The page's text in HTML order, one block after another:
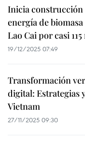
Inicia construcción
energía de
Lao Cai por casi
19/12/2025 07:49
Transformación
digital: Estrategias
Vietnam
27/11/2025 09:30